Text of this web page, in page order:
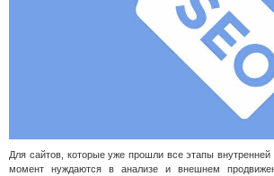
Для сайтов, которые уже прошли все этапы
момент нуждаются в анализе и внешнем